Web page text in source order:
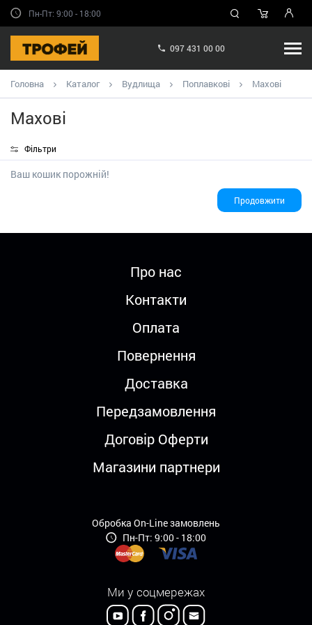
Пн-Пт: 9:00 - 18:00
097 431 00 00
Головна Каталог Вудлища Поплавкові Махові
Махові
Фільтри
Ваш кошик порожній!
Продовжити
Про нас
Контакти
Оплата
Повернення
Доставка
Передзамовлення
Договір Оферти
Магазини партнери
Обробка On-Line замовлень
Пн-Пт: 9:00 - 18:00
Ми у соцмережах